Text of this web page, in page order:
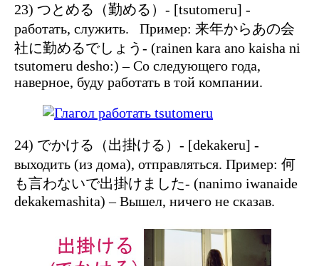
23) つとめる（勤める）- [tsutomeru] -
работать, служить. Пример: 来年からあの会
社に勤めるでしょう- (rainen kara ano kaisha ni
tsutomeru desho:) – Со следующего года,
наверное, буду работать в той компании.
24) でかける（出掛ける）- [dekakeru] -
выходить (из дома), отправляться. Пример: 何
も言わないで出掛けました- (nanimo iwanaide
dekakemashita) – Вышел, ничего не сказав.